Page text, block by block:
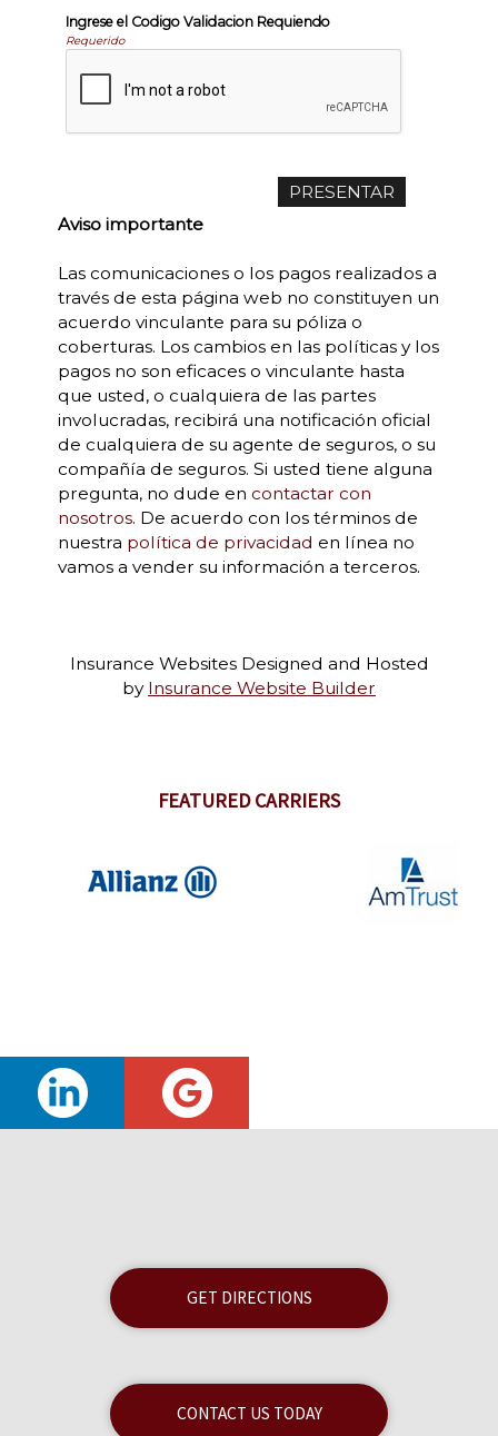
Ingrese el Codigo Validacion Requiendo
Requerido
Aviso importante
Las comunicaciones o los pagos realizados a
través de esta página web no constituyen un
acuerdo vinculante para su póliza o
coberturas. Los cambios en las políticas y los
pagos no son eficaces o vinculante hasta
que usted, o cualquiera de las partes
involucradas, recibirá una notificación oficial
de cualquiera de su agente de seguros, o su
compañía de seguros. Si usted tiene alguna
pregunta, no dude en contactar con
nosotros. De acuerdo con los términos de
nuestra política de privacidad en línea no
vamos a vender su información a terceros.
Insurance WebsitesDesigned and Hosted
by Insurance Website Builder
FEATURED CARRIERS
GET DIRECTIONS
CONTACT US TODAY